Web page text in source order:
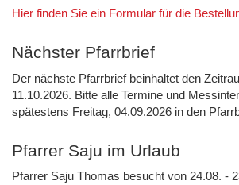
Hier finden Sie ein Formular für die
Nächster Pfarrbrief
Der nächste Pfarrbrief beinhaltet den
11.10.2026. Bitte alle Termine und
spätestens Freitag, 04.09.2026 in den
Pfarrer Saju im Urlaub
Pfarrer Saju Thomas besucht von 24.08. -